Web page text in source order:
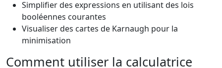
Simplifier des expressions en utilisant des lois
booléennes courantes
Visualiser des cartes de Karnaugh pour la
minimisation
Comment utiliser la calculatrice